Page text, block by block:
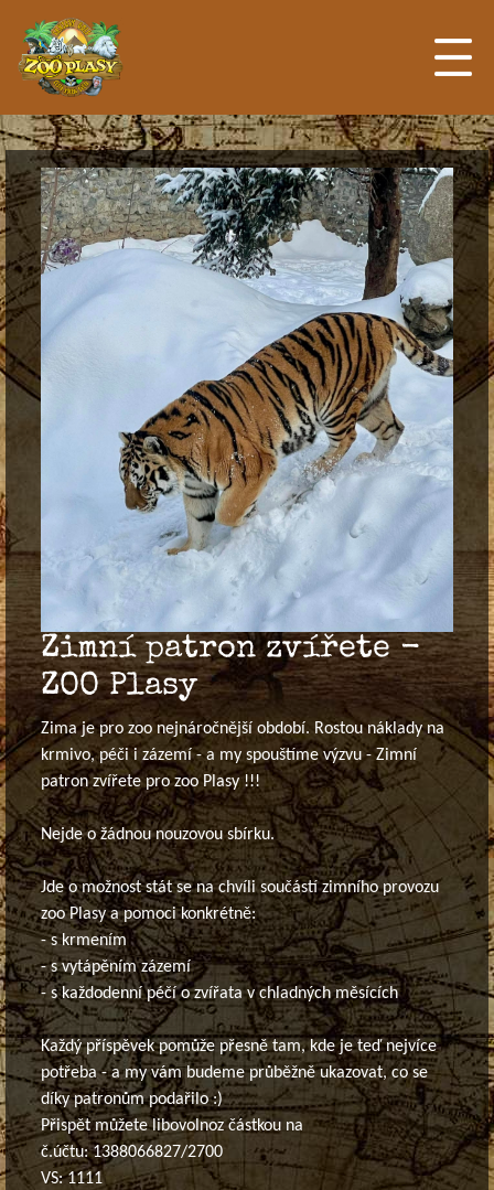
Zimní patron zvířete -
ZOO Plasy
Zima je pro zoo nejnáročnější období. Rostou náklady na
krmivo, péči i zázemí - a my spouštíme výzvu - Zimní
patron zvířete pro zoo Plasy !!!
Nejde o žádnou nouzovou sbírku.
Jde o možnost stát se na chvíli součástí zimního provozu
zoo Plasy a pomoci konkrétně:
- s krmením
- s vytápěním zázemí
- s každodenní péčí o zvířata v chladných měsících
Každý příspěvek pomůže přesně tam, kde je teď nejvíce
potřeba - a my vám budeme průběžně ukazovat, co se
díky patronům podařilo :)
Přispět můžete libovolnoz částkou na
č.účtu: 1388066827/2700
VS: 1111